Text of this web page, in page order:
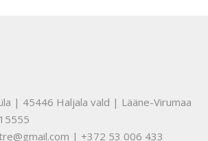
| 45446 Haljala vald | Lääne-Virumaa
| +372 53 006 433